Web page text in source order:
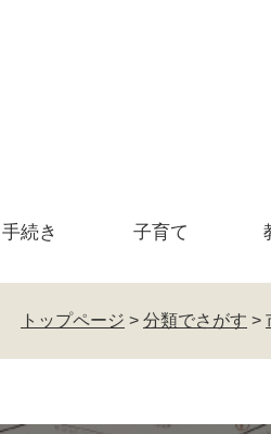
手続き 子育て
トップページ > 分類でさがす >